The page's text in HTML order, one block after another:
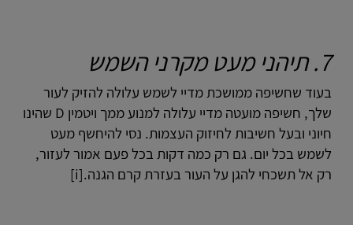
7. תיהני מעט מקרני השמש
בעוד שחשיפה ממושכת מדיי לשמש עלולה להזיק לעור
שלך, חשיפה מועטה מדיי עלולה למנוע ממך ויטמין D שהינו
חיוני ובעל חשיבות לחיזוק העצמות. נסי להיחשף מעט
לשמש בכל יום. גם רק כמה דקות בכל פעם אמור לעזור,
רק אל תשכחי להגן על העור בעזרת קרם הגנה.[i]